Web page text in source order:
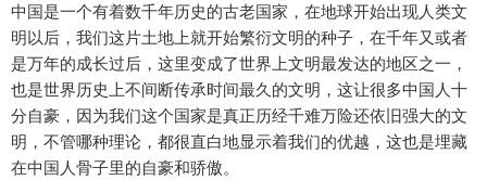
中国是一个有着数千年历史的古老国家，在地球开始出现人类文
明以后，我们这片土地上就开始繁衍文明的种子，在千年又或者
是万年的成长过后，这里变成了世界上文明最发达的地区之一，
也是世界历史上不间断传承时间最久的文明，这让很多中国人十
分自豪，因为我们这个国家是真正历经千难万险还依旧强大的文
明，不管哪种理论，都很直白地显示着我们的优越，这也是埋藏
在中国人骨子里的自豪和骄傲。